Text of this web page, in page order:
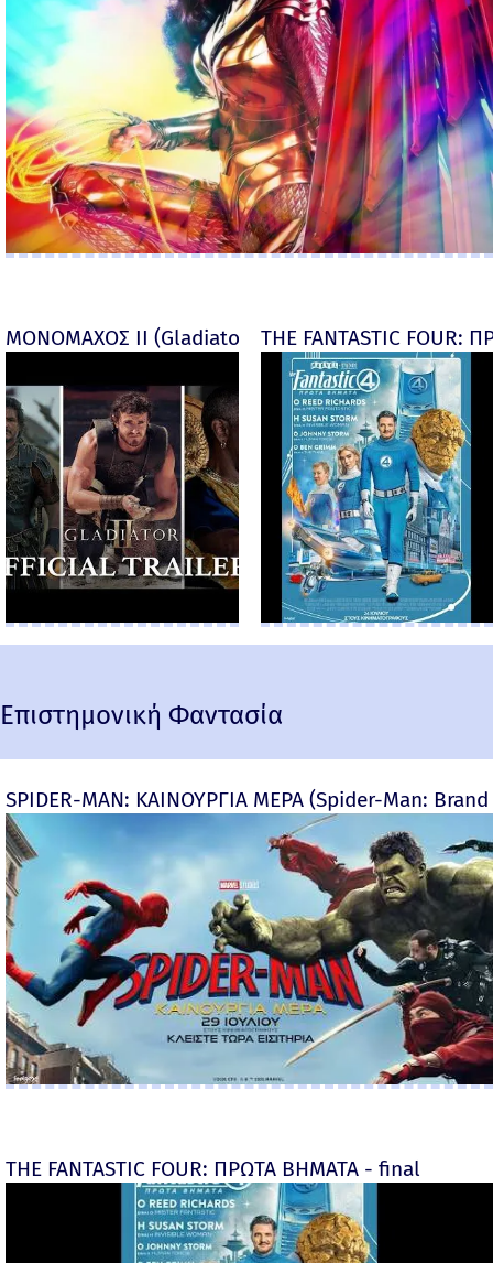
ΜΟΝΟΜΑΧΟΣ ΙΙ (Gladiator II) -THE FANTASTIC
Επιστημονική Φαντασία
SPIDER-MAN: ΚΑΙΝΟΥΡΓΙΑ ΜΕΡΑ (Spider-Man:
THE FANTASTIC FOUR: ΠΡΩΤΑ ΒΗΜΑΤΑ - final